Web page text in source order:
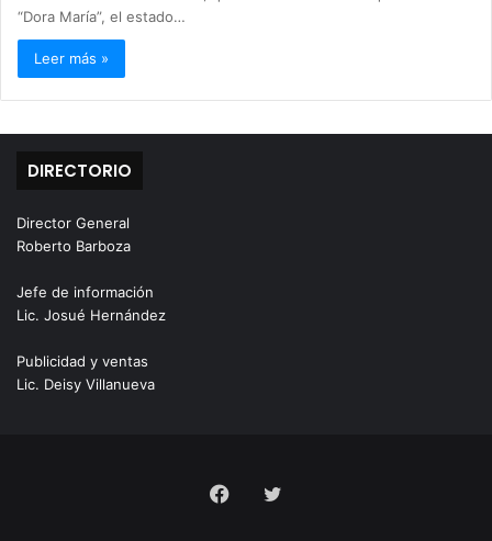
“Dora María”, el estado…
Leer más »
DIRECTORIO
Director General
Roberto Barboza
Jefe de información
Lic. Josué Hernández
Publicidad y ventas
Lic. Deisy Villanueva
FacebookTwitter